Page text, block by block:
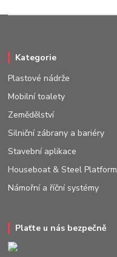
Kategorie
Plastové nádrže
Mobilní toalety
Zemědělství
Silniční zábrany a bariéry
Stavební aplikace
Houseboat & Steel Platform
Námořní a říční systémy
Plaťte u nás bezpečně